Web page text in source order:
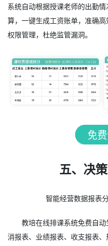
系统自动根据授课老师的出勤
算，一键生成工资账单，准确
权限管理，杜绝监管漏洞。
五、决
智能经营数据报表
教培在线排课系统免费自
消报表、业绩报表、收支报表